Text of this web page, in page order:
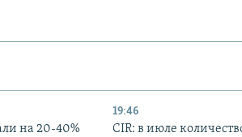
на 20-40%
19:46
CIR: в июле